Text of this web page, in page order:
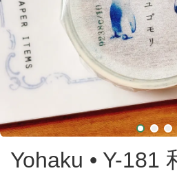
Yohaku • Y-181